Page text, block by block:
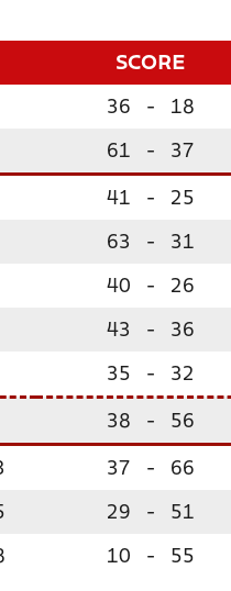
SCORE
36 - 18
61 - 37
41 - 25
63 - 31
40 - 26
43 - 36
35 - 32
38 - 56
37 - 66
29 - 51
10 - 55